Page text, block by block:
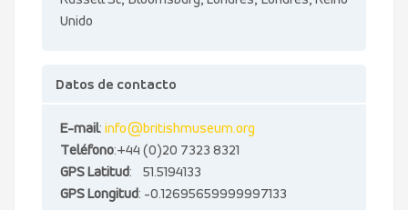
Unido
Datos de contacto
E-mail: info@britishmuseum.org
Teléfono:+44 (0)20 7323 8321
GPS Latitud: 51.5194133
GPS Longitud: -0.12695659999997133